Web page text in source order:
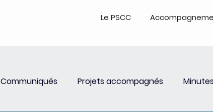
Le PSCC
Communiqués Projets accompagnés